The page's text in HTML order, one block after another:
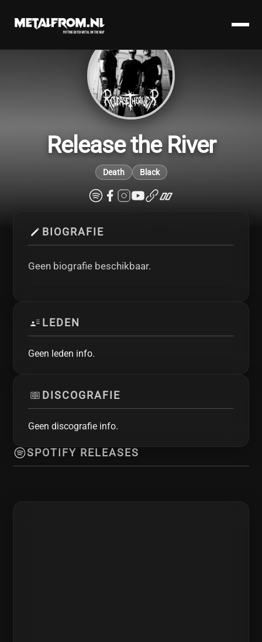
Release the River
Death Black
BIOGRAFIE
Geen biografie beschikbaar.
LEDEN
Geen leden info.
DISCOGRAFIE
Geen discografie info.
SPOTIFY RELEASES